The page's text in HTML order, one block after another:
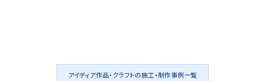
アイディア作品・クラフトの施工・制作事例一覧